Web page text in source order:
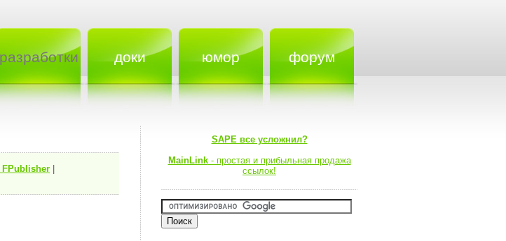
разработки доки юмор форум
SAPE все усложнил?
MainLink- простая и прибыльная продажа
ссылок!